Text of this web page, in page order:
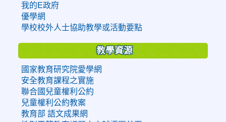
我的E政府
優學網
學校校外人士協助教學或活動要點
教學資源
國家教育研究院愛學網
安全教育課程之實施
聯合國兒童權利公約
兒童權利公約教案
教育部 語文成果網